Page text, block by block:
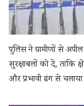
पुलिस ने ग्रामीणों से
सुरक्षाबलों को दें, ताकि
और प्रभावी ढंग से